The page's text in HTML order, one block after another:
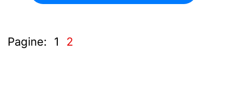
Pagine: 1 2